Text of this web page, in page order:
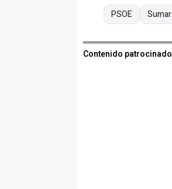
PSOE Sumar
Contenido patrocinado